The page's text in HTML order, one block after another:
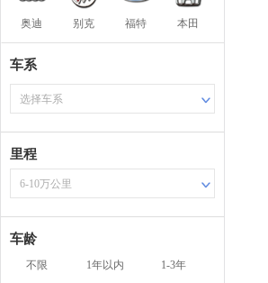
奥迪 别克 福特 本田
车系
选择车系
里程
6-10万公里
车龄
不限 1年以内 1-3年